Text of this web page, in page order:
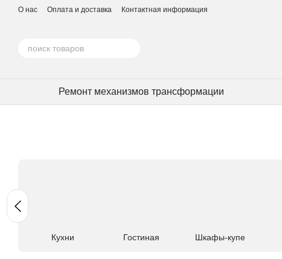
Перейти к основному контенту
О нас Оплата и доставка Контактная информация
Ремонт механизмов трансформации
Кухни Гостиная Шкафы-купе